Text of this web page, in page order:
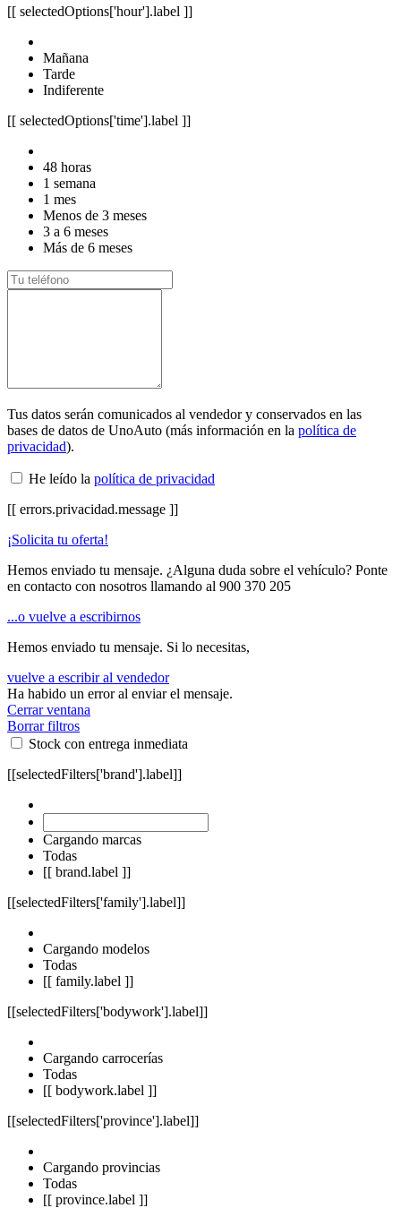
[[ selectedOptions['hour'].label ]]
Mañana
Tarde
Indiferente
[[ selectedOptions['time'].label ]]
48 horas
1 semana
1 mes
Menos de 3 meses
3 a 6 meses
Más de 6 meses
Tus datos serán comunicados al vendedor y conservados en las
bases de datos de UnoAuto (más información en la política de
privacidad).
He leído la política de privacidad
[[ errors.privacidad.message ]]
¡Solicita tu oferta!
Hemos enviado tu mensaje. ¿Alguna duda sobre el vehículo? Ponte
en contacto con nosotros llamando al 900 370 205
...o vuelve a escribirnos
Hemos enviado tu mensaje. Si lo necesitas,
vuelve a escribir al vendedor
Ha habido un error al enviar el mensaje.
Cerrar ventana
Borrar filtros
Stock con entrega inmediata
[[selectedFilters['brand'].label]]
Cargando marcas
Todas
[[ brand.label ]]
[[selectedFilters['family'].label]]
Cargando modelos
Todas
[[ family.label ]]
[[selectedFilters['bodywork'].label]]
Cargando carrocerías
Todas
[[ bodywork.label ]]
[[selectedFilters['province'].label]]
Cargando provincias
Todas
[[ province.label ]]